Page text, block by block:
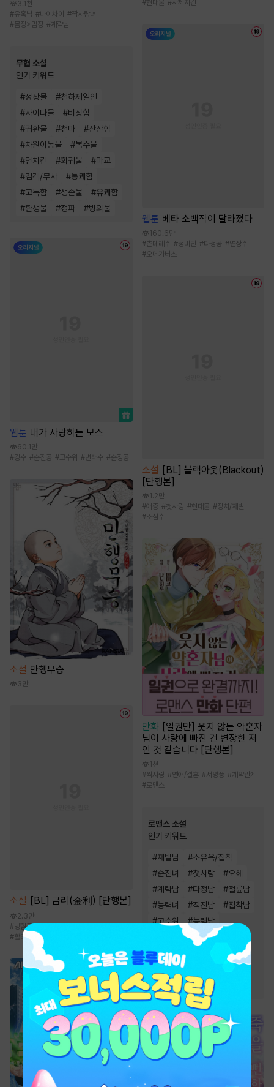
3.1천
#유혹남 #나이차이 #짝사랑녀
#몸정>맘정 # 계략남
무협 소설
인기 키워드
#성장물 #천하제일인
#사이다물 #비장함
#귀환물 #천마 #잔잔함
#차원이동물 #복수물
#먼치킨 #회귀물 #마교
#검객/무사 #통쾌함
#고독함 #생존물 #유쾌함
#환생물 #정파 #빙의물
웹툰 내가 사랑하는 보스
60.1만
#강수 #순진공 #고수위 #변태수 #순정공
소설 만행무승
3만
소설 [BL] 금리(金利) [단행본]
2.3만
#냉혈공 #동거/배우자 #순정수 #성장물
#할리킹
#현대물 #사제지간
웹툰 베타 소백작이 달라졌다
160.6만
#츤데레수 #성비단 #다정공 #연상수
#오메가버스
소설
[BL] 블랙아웃(Blackout)
[단행본]
1.2만
#애증 #첫사랑 #현대물 #정치/재벌
#소심수
만화 [일권만] 웃지 않는 약혼자
님이 사랑에 빠진 건 변장한 저
인 것 같습니다 [단행본]
1천
#짝사랑 #연애/결혼 #서양풍 #계약관계
#로맨스
로맨스 소설
인기 키워드
#재벌남 #소유욕/집착
#순진녀 #첫사랑 #오해
#계략남 #다정남 #절륜남
#능력녀 #직진남 #집착남
#고수위 #능력남
왕족/귀족 #상처녀
#재회물
운명적사랑
순정남
#상처남